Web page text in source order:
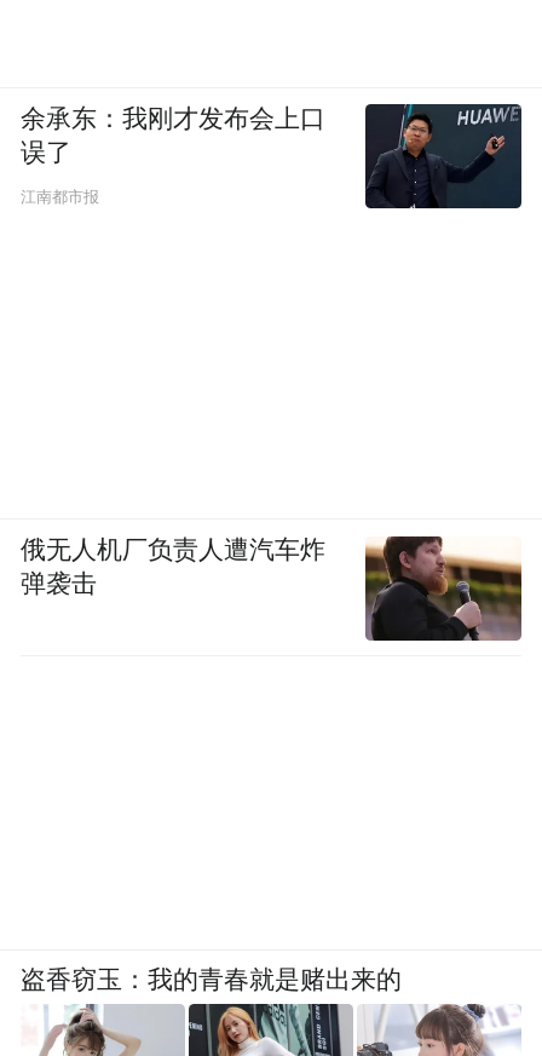
余承东：我刚才发布会上口
误了
江南都市报
俄无人机厂负责人遭汽车炸
弹袭击
盗香窃玉：我的青春就是赌出来的